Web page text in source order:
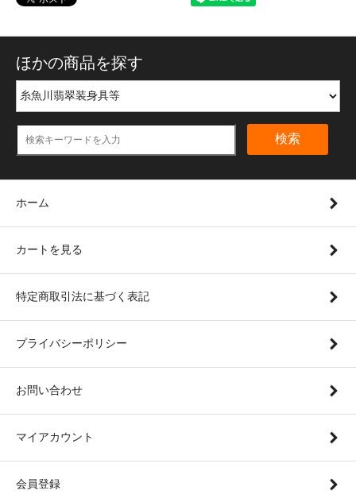
ほかの商品を探す
検索
ホーム
カートを見る
特定商取引法に基づく表記
プライバシーポリシー
お問い合わせ
マイアカウント
会員登録